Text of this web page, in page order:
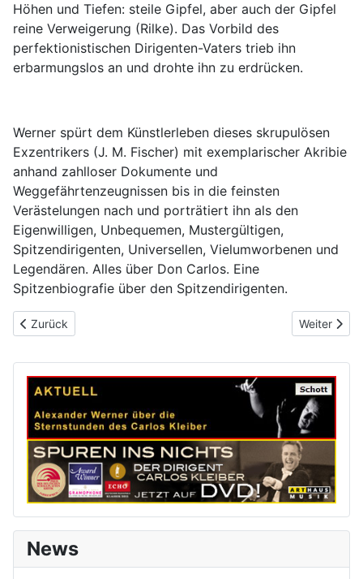
Höhen und Tiefen: steile Gipfel, aber auch der Gipfel
reine Verweigerung (Rilke). Das Vorbild des
perfektionistischen Dirigenten-Vaters trieb ihn
erbarmungslos an und drohte ihn zu erdrücken.
Werner spürt dem Künstlerleben dieses skrupulösen
Exzentrikers (J. M. Fischer) mit exemplarischer Akribie
anhand zahlloser Dokumente und
Weggefährtenzeugnissen bis in die feinsten
Verästelungen nach und porträtiert ihn als den
Eigenwilligen, Unbequemen, Mustergültigen,
Spitzendirigenten, Universellen, Vielumworbenen und
Legendären. Alles über Don Carlos. Eine
Spitzenbiografie über den Spitzendirigenten.
Vorheriger Beitrag: Emotion
Zurück Nächster
Weiter
News